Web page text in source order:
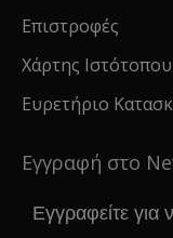
Επιστροφές
Χάρτης Ιστότοπου
Ευρετήριο
Εγγραφή στο
Εγγραφείτε για